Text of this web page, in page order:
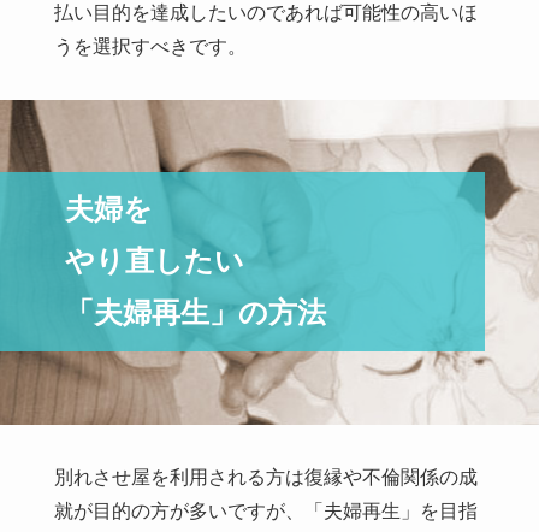
払い目的を達成したいのであれば可能性の高いほ
うを選択すべきです。
夫婦を
やり直したい
「夫婦再生」の方法
別れさせ屋を利用される方は復縁や不倫関係の成
就が目的の方が多いですが、「夫婦再生」を目指